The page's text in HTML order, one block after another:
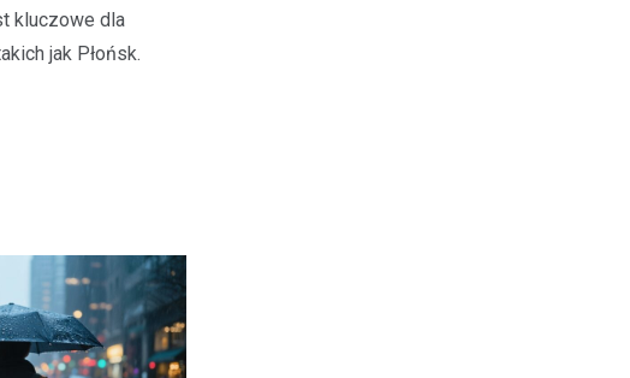
kluczowe dla
jak Płońsk.